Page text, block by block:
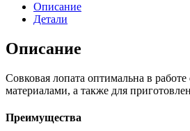
Описание
Детали
Описание
Совковая лопата оптимальна в
материалами, а также для
Преимущества